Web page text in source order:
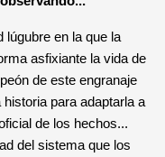
lúgubre en la que la
asfixiante la vida de
de este engranaje
para adaptarla a
de los hechos...
del sistema que los